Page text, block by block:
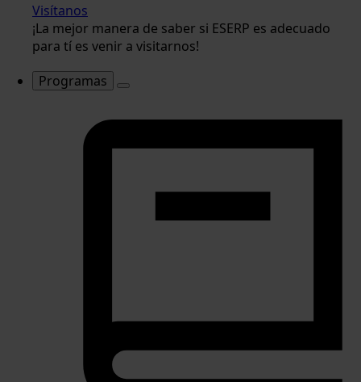
Visítanos
¡La mejor manera de saber si ESERP es adecuado
para tí es venir a visitarnos!
Programas